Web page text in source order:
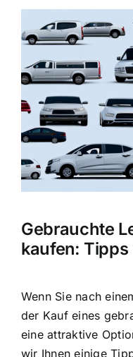
grösseres
Gebrauchte
kaufen:
Wenn Sie nach
der Kauf eines
eine attraktive
wir Ihnen einige